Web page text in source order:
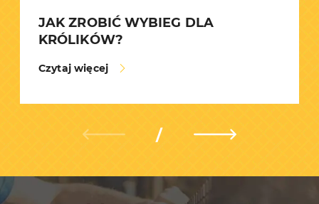
JAK ZROBIĆ WYBIEG DLA
KRÓLIKÓW?
Czytaj więcej